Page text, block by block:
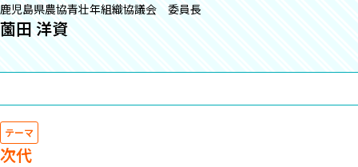
鹿児島県農協青壮年組織協議会 委員長
薗田 洋資
テーマ
次代